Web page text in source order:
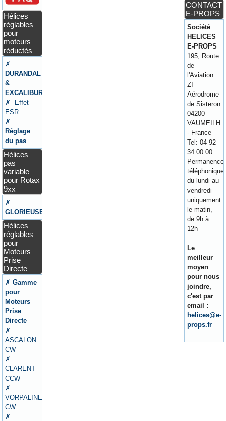
Hélices
réglables
pour
moteurs
réductés
✗
DURANDAL
&
EXCALIBUR
✗ Effet
ESR
✗
Réglage
du pas
Hélices
pas
variable
pour Rotax
9xx
✗
GLORIEUSE
Hélices
réglables
pour
Moteurs
Prise
Directe
✗Gamme
pour
Moteurs
Prise
Directe
✗
ASCALON
CW
✗
CLARENT
CCW
✗
VORPALINE
CW
✗
CONTACT
E-PROPS
Société
HELICES
E-PROPS
195, Route
de
l'Aviation
ZI
Aérodrome
de Sisteron
04200
VAUMEILH
- France
Tel: 04 92
34 00 00
Permanence
téléphonique
du lundi au
vendredi
uniquement
le matin,
de 9h à
12h
Le
meilleur
moyen
pour nous
joindre,
c'est par
email :
helices@e-
props.fr